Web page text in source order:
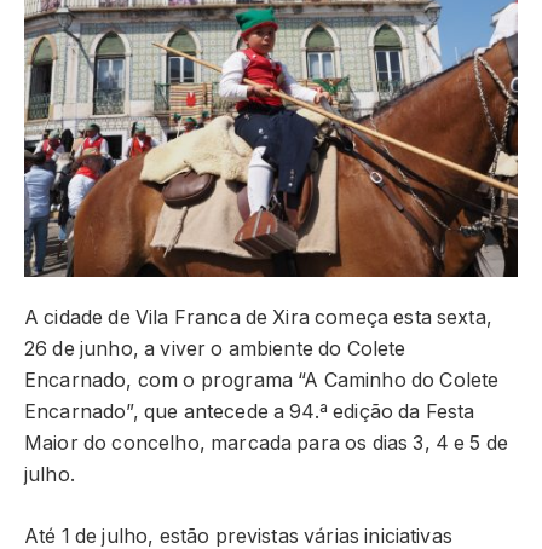
A cidade de Vila Franca de Xira começa esta sexta,
26 de junho, a viver o ambiente do Colete
Encarnado, com o programa “A Caminho do Colete
Encarnado”, que antecede a 94.ª edição da Festa
Maior do concelho, marcada para os dias 3, 4 e 5 de
julho.
Até 1 de julho, estão previstas várias iniciativas